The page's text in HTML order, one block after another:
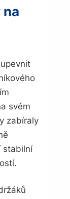
svém
zabíraly
stabilní